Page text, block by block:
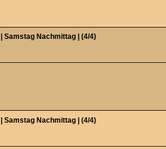
Samstag Nachmittag | (4/4)
Samstag Nachmittag | (4/4)